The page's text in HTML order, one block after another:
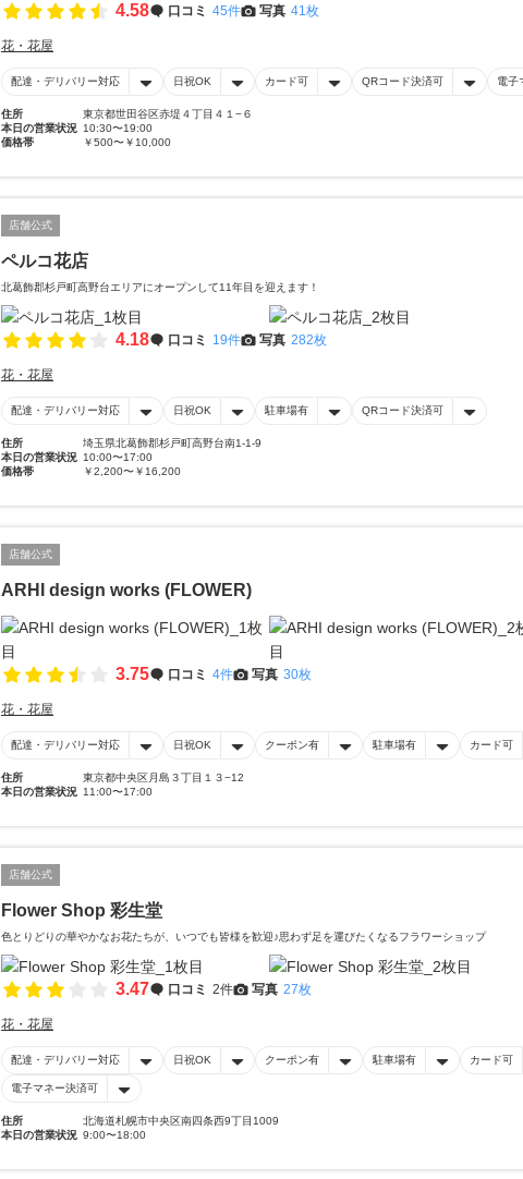
4.58 口コミ 45件 写真 41枚
花・花屋
配達・デリバリー対応 日祝OK カード可 QRコード決済可 電子
住所
東京都世田谷区赤堤４丁目４１−６
本日の営業状況 10:30〜19:00
価格帯
￥500〜￥10,000
店舗公式
ペルコ花店
北葛飾郡杉戸町高野台エリアにオープンして11年目を迎えます！
4.18 口コミ 19件 写真 282枚
花・花屋
配達・デリバリー対応 日祝OK 駐車場有 QRコード決済可
住所
埼玉県北葛飾郡杉戸町高野台南1-1-9
本日の営業状況 10:00〜17:00
価格帯
￥2,200〜￥16,200
店舗公式
ARHI design works (FLOWER)
3.75 口コミ 4件 写真 30枚
花・花屋
配達・デリバリー対応 日祝OK クーポン有 駐車場有 カード可
住所
東京都中央区月島３丁目１３−12
本日の営業状況 11:00〜17:00
店舗公式
Flower Shop 彩生堂
色とりどりの華やかなお花たちが、いつでも皆様を歓迎♪思わず足を運びたくなるフラワーショップ
3.47 口コミ 2件 写真 27枚
花・花屋
配達・デリバリー対応 日祝OK クーポン有 駐車場有 カード可
電子マネー決済可
住所
北海道札幌市中央区南四条西9丁目1009
本日の営業状況 9:00〜18:00